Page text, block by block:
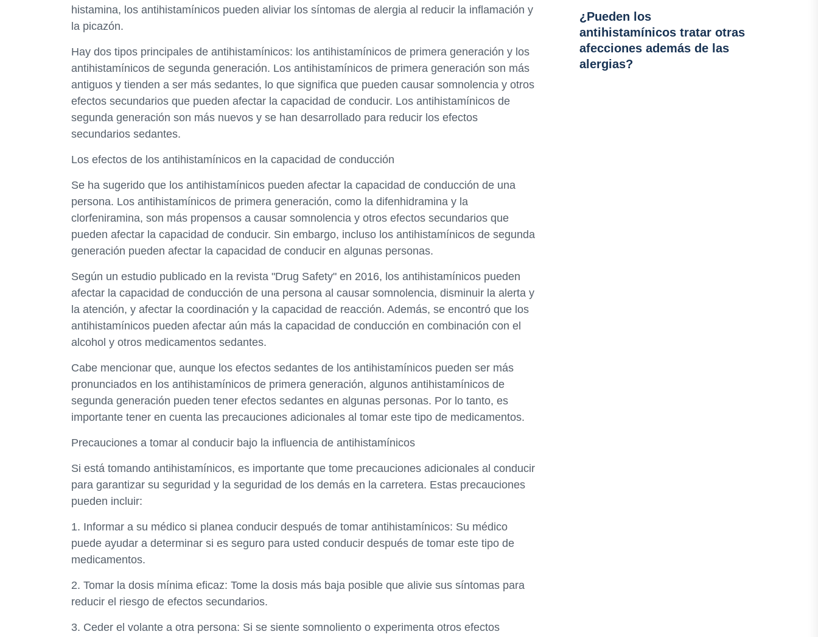
histamina, los antihistamínicos pueden aliviar los síntomas de alergia al reducir la inflamación y
la picazón.
Hay dos tipos principales de antihistamínicos: los antihistamínicos de primera generación y los
antihistamínicos de segunda generación. Los antihistamínicos de primera generación son más
antiguos y tienden a ser más sedantes, lo que significa que pueden causar somnolencia y otros
efectos secundarios que pueden afectar la capacidad de conducir. Los antihistamínicos de
segunda generación son más nuevos y se han desarrollado para reducir los efectos
secundarios sedantes.
Los efectos de los antihistamínicos en la capacidad de conducción
Se ha sugerido que los antihistamínicos pueden afectar la capacidad de conducción de una
persona. Los antihistamínicos de primera generación, como la difenhidramina y la
clorfeniramina, son más propensos a causar somnolencia y otros efectos secundarios que
pueden afectar la capacidad de conducir. Sin embargo, incluso los antihistamínicos de segunda
generación pueden afectar la capacidad de conducir en algunas personas.
Según un estudio publicado en la revista "Drug Safety" en 2016, los antihistamínicos pueden
afectar la capacidad de conducción de una persona al causar somnolencia, disminuir la alerta y
la atención, y afectar la coordinación y la capacidad de reacción. Además, se encontró que los
antihistamínicos pueden afectar aún más la capacidad de conducción en combinación con el
alcohol y otros medicamentos sedantes.
Cabe mencionar que, aunque los efectos sedantes de los antihistamínicos pueden ser más
pronunciados en los antihistamínicos de primera generación, algunos antihistamínicos de
segunda generación pueden tener efectos sedantes en algunas personas. Por lo tanto, es
importante tener en cuenta las precauciones adicionales al tomar este tipo de medicamentos.
Precauciones a tomar al conducir bajo la influencia de antihistamínicos
Si está tomando antihistamínicos, es importante que tome precauciones adicionales al conducir
para garantizar su seguridad y la seguridad de los demás en la carretera. Estas precauciones
pueden incluir:
1. Informar a su médico si planea conducir después de tomar antihistamínicos: Su médico
puede ayudar a determinar si es seguro para usted conducir después de tomar este tipo de
medicamentos.
2. Tomar la dosis mínima eficaz: Tome la dosis más baja posible que alivie sus síntomas para
reducir el riesgo de efectos secundarios.
3. Ceder el volante a otra persona: Si se siente somnoliento o experimenta otros efectos
¿Pueden los
antihistamínicos tratar otras
afecciones además de las
alergias?